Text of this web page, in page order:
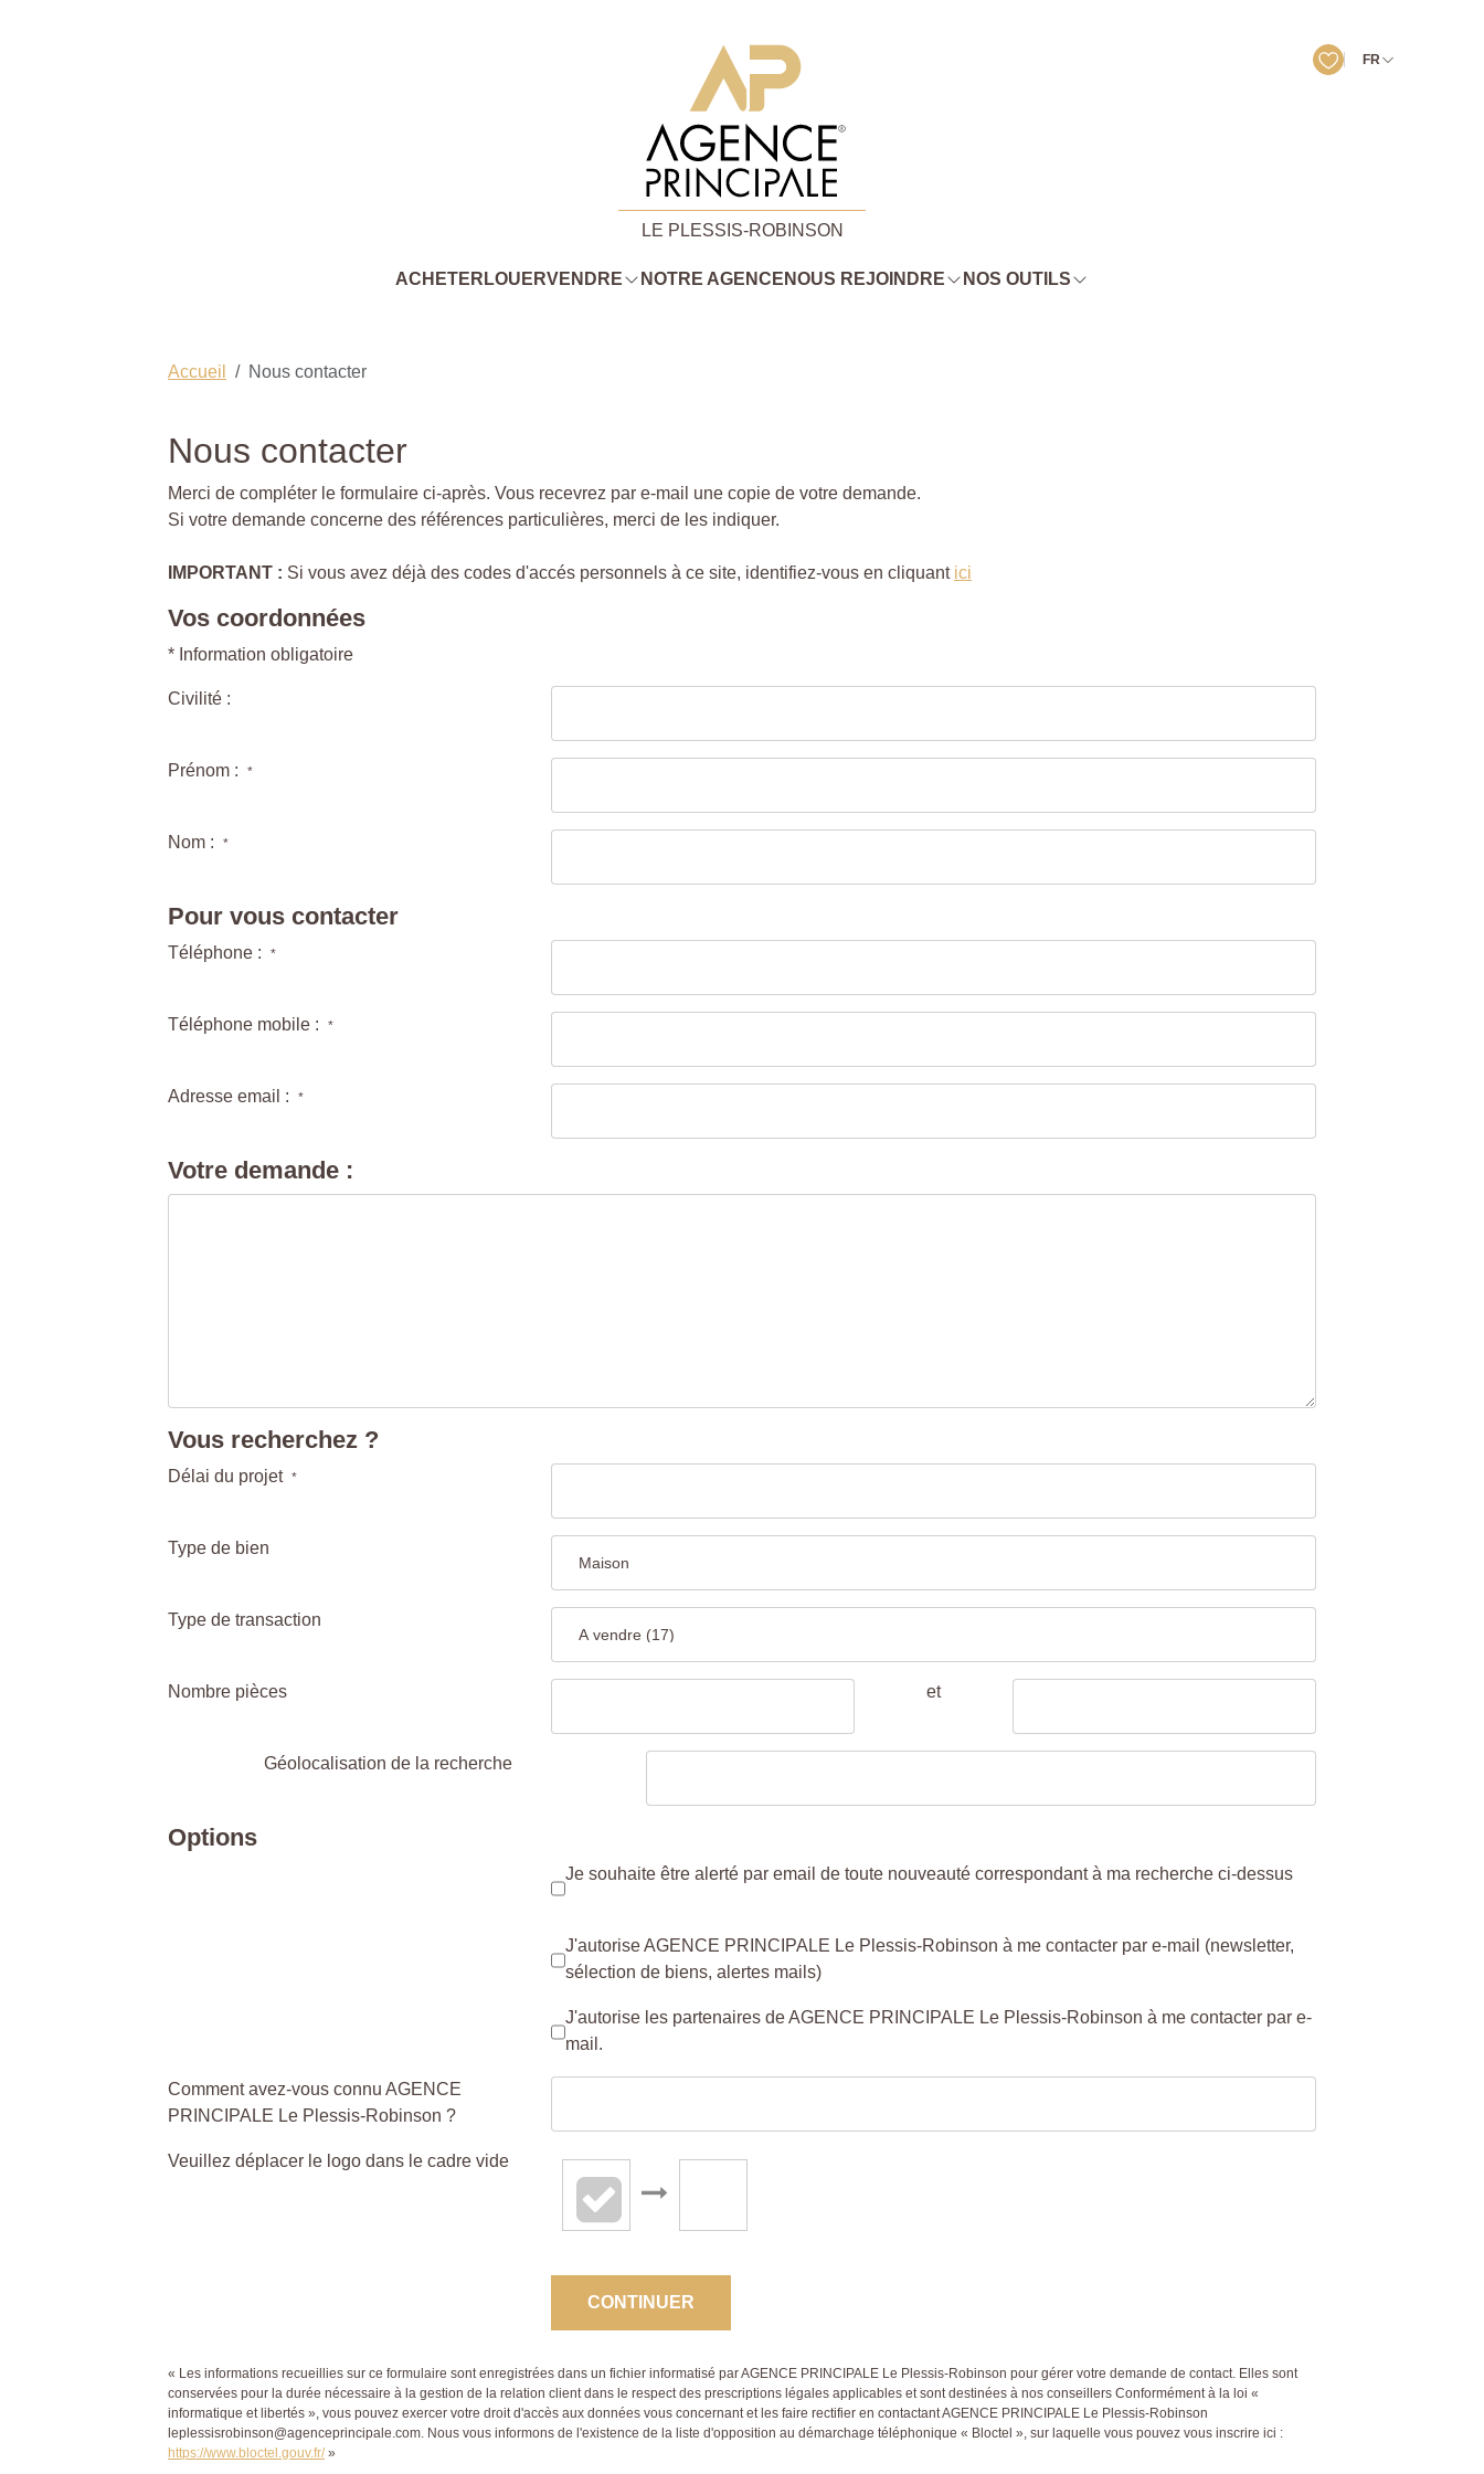
FR
LE PLESSIS-ROBINSON
ACHETER LOUERVENDRE NOTRE AGENCE NOUS REJOINDRE NOS OUTILS
Accueil Nous contacter
Nous contacter
Merci de compléter le formulaire ci-après. Vous recevrez par e-mail une copie de votre demande.
Si votre demande concerne des références particulières, merci de les indiquer.
IMPORTANT : Si vous avez déjà des codes d'accés personnels à ce site, identifiez-vous en cliquant ici
Vos coordonnées
* Information obligatoire
Civilité :
Prénom :*
Nom :*
Pour vous contacter
Téléphone :*
Téléphone mobile :*
Adresse email :*
Votre demande :
Vous recherchez ?
Délai du projet*
Type de bien
Type de transaction
Nombre pièces et
Géolocalisation de la recherche
Options
Je souhaite être alerté par email de toute nouveauté correspondant à ma recherche ci-dessus
J'autorise AGENCE PRINCIPALE Le Plessis-Robinson à me contacter par e-mail (newsletter,
sélection de biens, alertes mails)
J'autorise les partenaires de AGENCE PRINCIPALE Le Plessis-Robinson à me contacter par e-
mail.
Comment avez-vous connu AGENCE
PRINCIPALE Le Plessis-Robinson ?
Veuillez déplacer le logo dans le cadre vide
CONTINUER
« Les informations recueillies sur ce formulaire sont enregistrées dans un fichier informatisé par AGENCE PRINCIPALE Le Plessis-Robinson pour gérer votre demande de contact. Elles sont
conservées pour la durée nécessaire à la gestion de la relation client dans le respect des prescriptions légales applicables et sont destinées à nos conseillers Conformément à la loi «
informatique et libertés », vous pouvez exercer votre droit d'accès aux données vous concernant et les faire rectifier en contactant AGENCE PRINCIPALE Le Plessis-Robinson
leplessisrobinson@agenceprincipale.com. Nous vous informons de l'existence de la liste d'opposition au démarchage téléphonique « Bloctel », sur laquelle vous pouvez vous inscrire ici :
https://www.bloctel.gouv.fr/»